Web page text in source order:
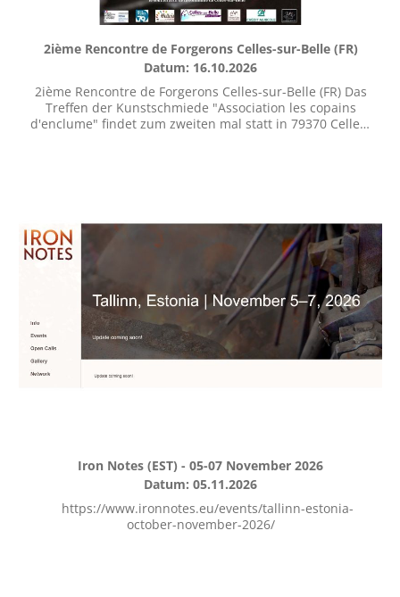
2ième Rencontre de Forgerons Celles-sur-Belle (FR)
Datum: 16.10.2026
2ième Rencontre de Forgerons Celles-sur-Belle (FR) Das
Treffen der Kunstschmiede "Association les copains
d'enclume" findet zum zweiten mal statt in 79370 Celles-
Iron Notes (EST) - 05-07 November 2026
Datum: 05.11.2026
october-november-2026/